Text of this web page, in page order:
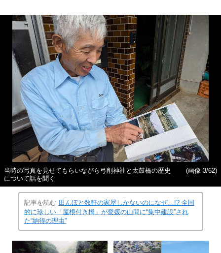
当時の写真を見せてもらいながら弓削神社と太鼓橋の歴史
について話を聞く
(画像 3/62)
記事を読む 田んぼと数軒の家屋しかないのになぜ…!? 全国
的に珍しい「屋根付き橋」が愛媛の山間に“集中建設”され
た“納得の理由”